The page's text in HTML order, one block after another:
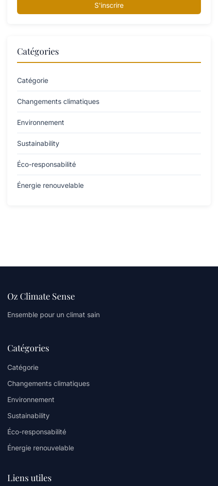
S'inscrire
Catégories
Catégorie
Changements climatiques
Environnement
Sustainability
Éco-responsabilité
Énergie renouvelable
Oz Climate Sense
Ensemble pour un climat sain
Catégories
Catégorie
Changements climatiques
Environnement
Sustainability
Éco-responsabilité
Énergie renouvelable
Liens utiles